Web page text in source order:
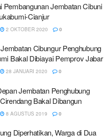
Pembangunan Jembatan Cibuni
Cianjur
2 OKTOBER 2020 0
Cibungur Penghubung
Bakal Dibiayai Pemprov Jabar
28 JANUARI 2020 0
Jembatan Penghubung
Bakal Dibangun
8 AGUSTUS 2019 0
Diperhatikan, Warga di Dua